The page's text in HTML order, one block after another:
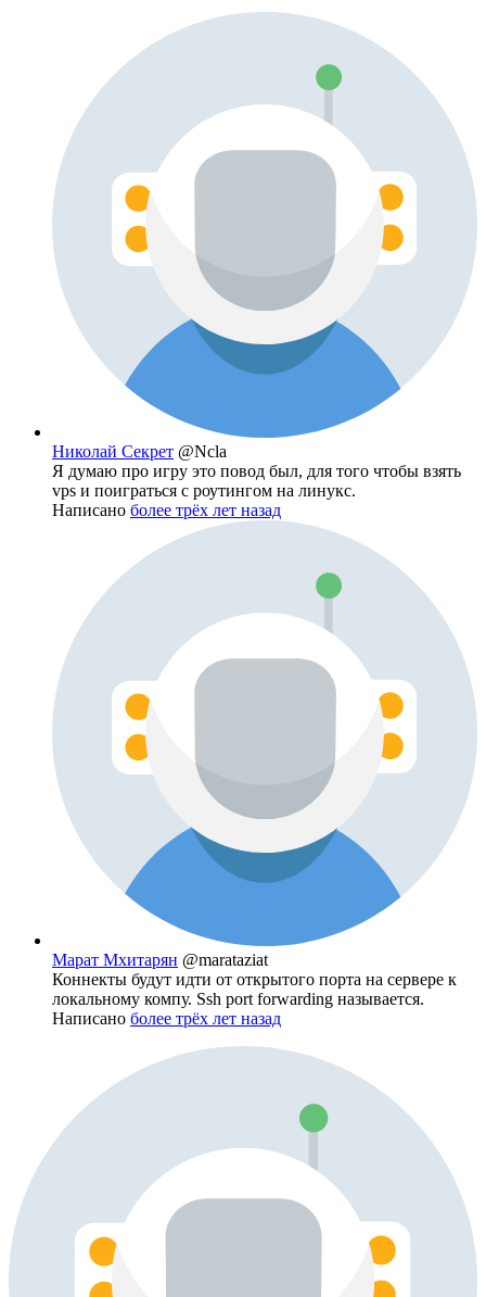
Николай Секрет @Ncla
Я думаю про игру это повод был, для того чтобы взять
vps и поиграться с роутингом на линукс.
Написано более трёх лет назад
Марат Мхитарян @marataziat
Коннекты будут идти от открытого порта на сервере к
локальному компу. Ssh port forwarding называется.
Написано более трёх лет назад